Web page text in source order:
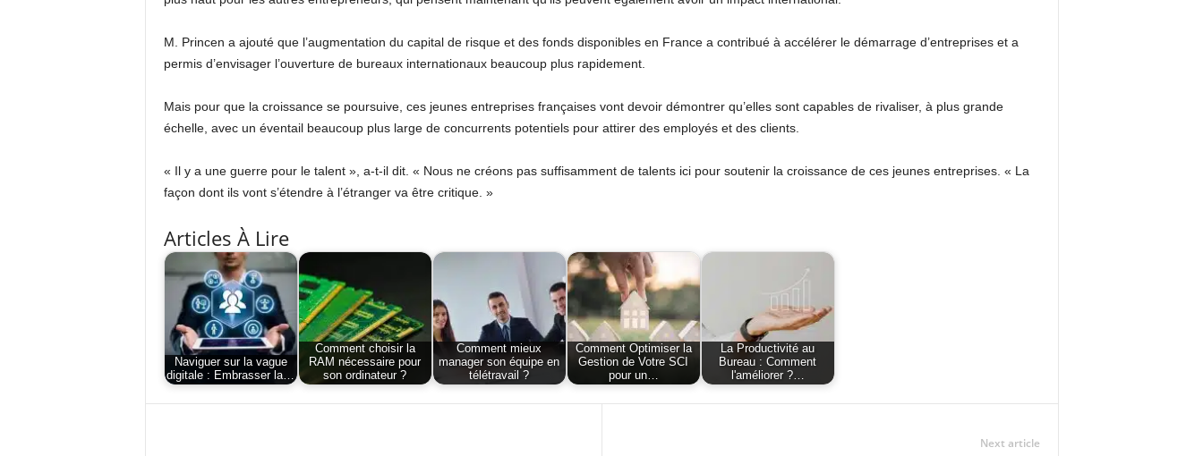
M. Princen a ajouté que l’augmentation du capital de risque et des fonds disponibles en France a contribué à accélérer le démarrage d’entreprises et a
permis d’envisager l’ouverture de bureaux internationaux beaucoup plus rapidement.
Mais pour que la croissance se poursuive, ces jeunes entreprises françaises vont devoir démontrer qu’elles sont capables de rivaliser, à plus grande
échelle, avec un éventail beaucoup plus large de concurrents potentiels pour attirer des employés et des clients.
« Il y a une guerre pour le talent », a-t-il dit. « Nous ne créons pas suffisamment de talents ici pour soutenir la croissance de ces jeunes entreprises. « La
façon dont ils vont s’étendre à l’étranger va être critique. »
Articles À Lire
Naviguer sur la vague
digitale : Embrasser la…
Comment choisir la
RAM nécessaire pour
son ordinateur ?
Comment mieux
manager son équipe en
télétravail ?
Comment Optimiser la
Gestion de Votre SCI
pour un…
La Productivité au
Bureau : Comment
l'améliorer ?…
Next article